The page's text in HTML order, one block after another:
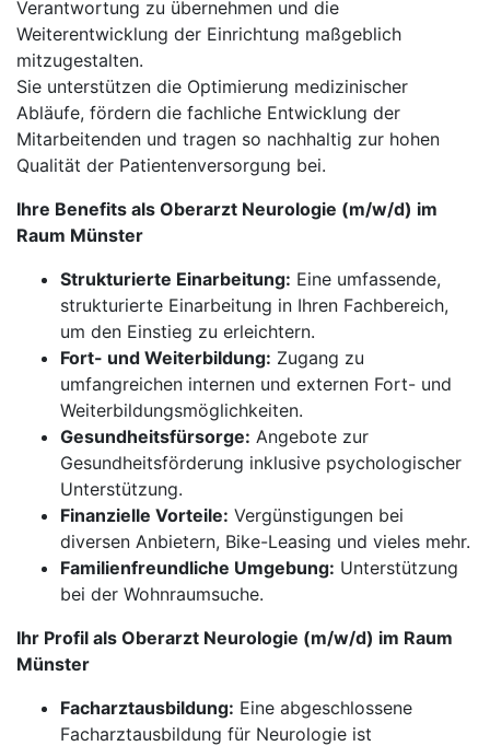
Verantwortung zu übernehmen und die
Weiterentwicklung der Einrichtung maßgeblich
mitzugestalten.
Sie unterstützen die Optimierung medizinischer
Abläufe, fördern die fachliche Entwicklung der
Mitarbeitenden und tragen so nachhaltig zur hohen
Qualität der Patientenversorgung bei.
Ihre Benefits als Oberarzt Neurologie (m/w/d) im
Raum Münster
Strukturierte Einarbeitung: Eine umfassende,
strukturierte Einarbeitung in Ihren Fachbereich,
um den Einstieg zu erleichtern.
Fort- und Weiterbildung: Zugang zu
umfangreichen internen und externen Fort- und
Weiterbildungsmöglichkeiten.
Gesundheitsfürsorge: Angebote zur
Gesundheitsförderung inklusive psychologischer
Unterstützung.
Finanzielle Vorteile: Vergünstigungen bei
diversen Anbietern, Bike-Leasing und vieles mehr.
Familienfreundliche Umgebung: Unterstützung
bei der Wohnraumsuche.
Ihr Profil als Oberarzt Neurologie (m/w/d) im Raum
Münster
Facharztausbildung: Eine abgeschlossene
Facharztausbildung für Neurologie ist